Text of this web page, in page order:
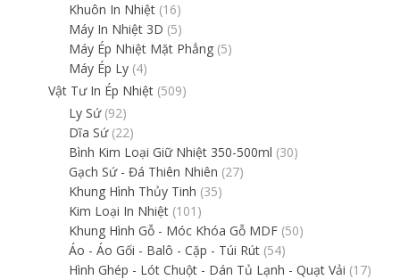
Khuôn In Nhiệt (16)
Máy In Nhiệt 3D (5)
Máy Ép Nhiệt Mặt Phẳng (5)
Máy Ép Ly (4)
Vật Tư In Ép Nhiệt (509)
Ly Sứ (92)
Dĩa Sứ (22)
Bình Kim Loại Giữ Nhiệt 350-500ml (30)
Gạch Sứ - Đá Thiên Nhiên (27)
Khung Hình Thủy Tinh (35)
Kim Loại In Nhiệt (101)
Khung Hình Gỗ - Móc Khóa Gỗ MDF (50)
Áo - Áo Gối - Balô - Cặp - Túi Rút (54)
Hình Ghép - Lót Chuột - Dán Tủ Lạnh - Quạt Vải (17)